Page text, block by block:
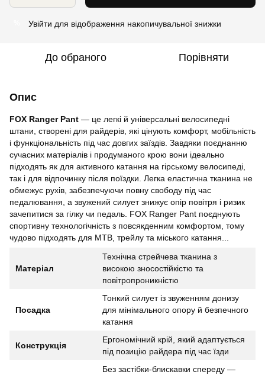
Увійти для відображення накопичувальної знижки
До обраного Порівняти
Опис
FOX Ranger Pant — це легкі й універсальні велосипедні
штани, створені для райдерів, які цінують комфорт, мобільність
і функціональність під час довгих заїздів. Завдяки поєднанню
сучасних матеріалів і продуманого крою вони ідеально
підходять як для активного катання на гірському велосипеді,
так і для відпочинку після поїздки. Легка еластична тканина не
обмежує рухів, забезпечуючи повну свободу під час
педалювання, а звужений силует знижує опір повітря і ризик
зачепитися за гілку чи педаль. FOX Ranger Pant поєднують
спортивну технологічність з повсякденним комфортом, тому
чудово підходять для MTB, трейлу та міського катання...
Матеріал
Технічна стрейчева тканина з
високою зносостійкістю та
повітропроникністю
Посадка
Тонкий силует із звуженням донизу
для мінімального опору й безпечного
катання
Конструкція
Ергономічний крій, який адаптується
під позицію райдера під час їзди
Без застібки-блискавки спереду —